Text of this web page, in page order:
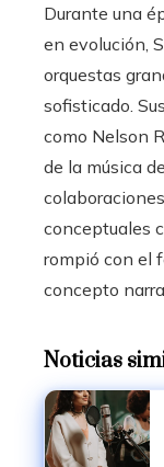
Durante una
en evolución,
orquestas
sofisticado.
como Nelson
de la música
conceptuales
rompió con el
concepto
Noticias